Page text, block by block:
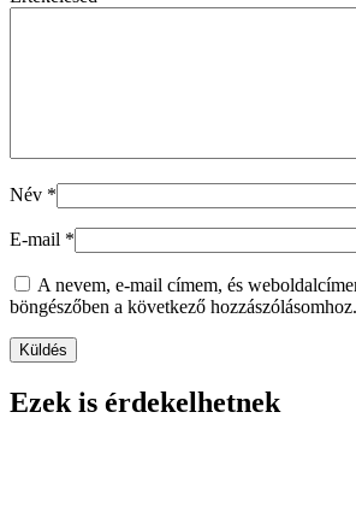
Név *
E-mail *
A nevem, e-mail címem, és
böngészőben a következő hozzászólásomhoz.
Ezek is érdekelhetnek